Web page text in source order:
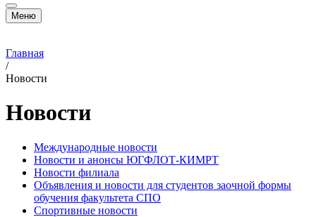
Меню
Главная
/
Новости
Новости
Международные новости
Новости и анонсы ЮГФЛОТ-КИМРТ
Новости филиала
Объявления и новости для студентов заочной формы
обучения факультета СПО
Спортивные новости